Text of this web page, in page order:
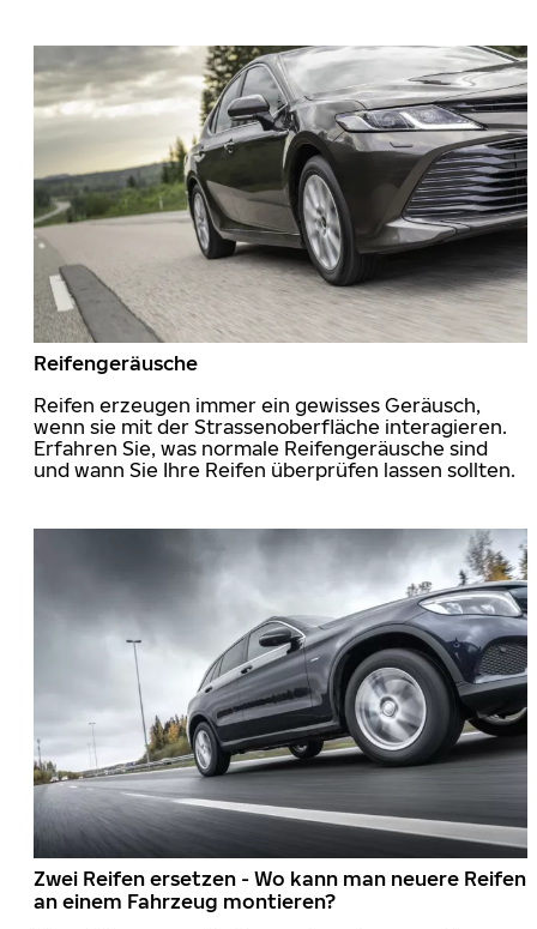
Reifengeräusche
Reifen erzeugen immer ein gewisses Geräusch,
wenn sie mit der Strassenoberfläche interagieren.
Erfahren Sie, was normale Reifengeräusche sind
und wann Sie Ihre Reifen überprüfen lassen sollten.
Zwei Reifen ersetzen - Wo kann man neuere Reifen
an einem Fahrzeug montieren?